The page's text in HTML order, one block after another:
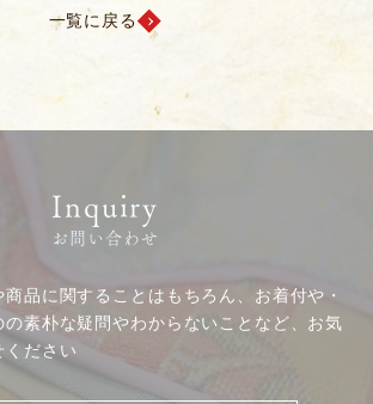
一覧に戻る
Inquiry
お問い合わせ
品に関することはもちろん、お着付や・
の素朴な疑問やわからないことなど、お気
ください